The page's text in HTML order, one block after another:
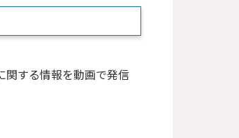
関する情報を動画で発信